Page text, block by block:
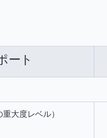
ート
大度レベル）